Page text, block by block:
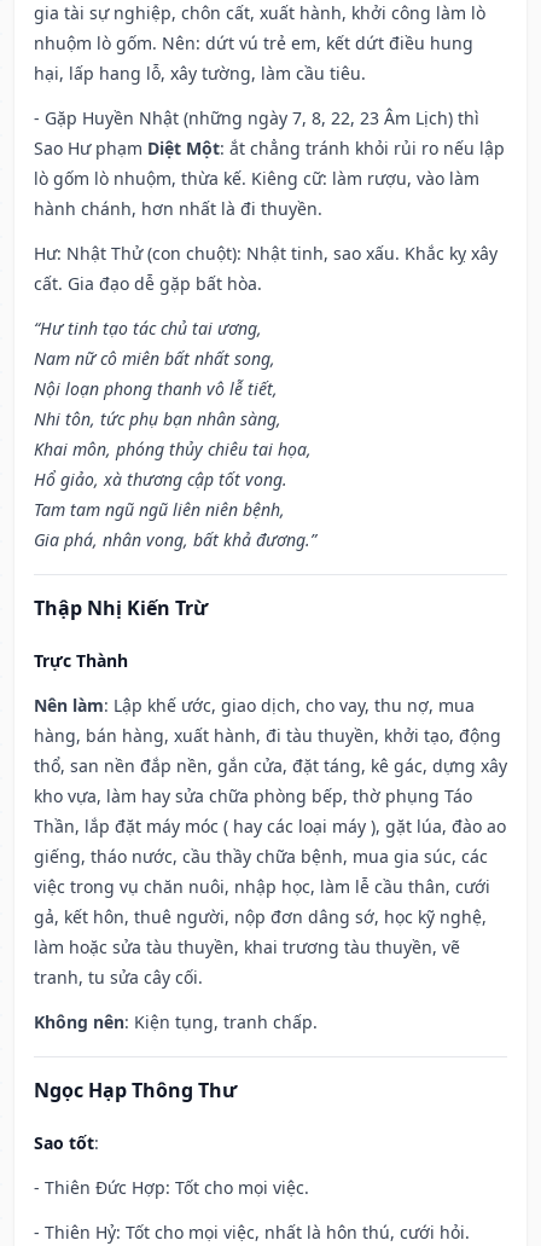
gia tài sự nghiệp, chôn cất, xuất hành, khởi công làm lò
nhuộm lò gốm. Nên: dứt vú trẻ em, kết dứt điều hung
hại, lấp hang lỗ, xây tường, làm cầu tiêu.
- Gặp Huyền Nhật (những ngày 7, 8, 22, 23 Âm Lịch) thì
Sao Hư phạm Diệt Một: ắt chẳng tránh khỏi rủi ro nếu lập
lò gốm lò nhuộm, thừa kế. Kiêng cữ: làm rượu, vào làm
hành chánh, hơn nhất là đi thuyền.
Hư: Nhật Thử (con chuột): Nhật tinh, sao xấu. Khắc kỵ xây
cất. Gia đạo dễ gặp bất hòa.
“Hư tinh tạo tác chủ tai ương,
Nam nữ cô miên bất nhất song,
Nội loạn phong thanh vô lễ tiết,
Nhi tôn, tức phụ bạn nhân sàng,
Khai môn, phóng thủy chiêu tai họa,
Hổ giảo, xà thương cập tốt vong.
Tam tam ngũ ngũ liên niên bệnh,
Gia phá, nhân vong, bất khả đương.”
Thập Nhị Kiến Trừ
Trực Thành
Nên làm: Lập khế ước, giao dịch, cho vay, thu nợ, mua
hàng, bán hàng, xuất hành, đi tàu thuyền, khởi tạo, động
thổ, san nền đắp nền, gắn cửa, đặt táng, kê gác, dựng xây
kho vựa, làm hay sửa chữa phòng bếp, thờ phụng Táo
Thần, lắp đặt máy móc ( hay các loại máy ), gặt lúa, đào ao
giếng, tháo nước, cầu thầy chữa bệnh, mua gia súc, các
việc trong vụ chăn nuôi, nhập học, làm lễ cầu thân, cưới
gả, kết hôn, thuê người, nộp đơn dâng sớ, học kỹ nghệ,
làm hoặc sửa tàu thuyền, khai trương tàu thuyền, vẽ
tranh, tu sửa cây cối.
Không nên: Kiện tụng, tranh chấp.
Ngọc Hạp Thông Thư
Sao tốt:
- Thiên Đức Hợp: Tốt cho mọi việc.
- Thiên Hỷ: Tốt cho mọi việc, nhất là hôn thú, cưới hỏi.